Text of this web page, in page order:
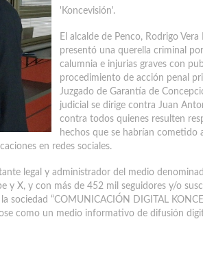
'Koncevisión'.
El alcalde de Penco, Rodrigo Vera
presentó una querella criminal
calumnia e injurias graves con
procedimiento de acción penal
Juzgado de Garantía de
judicial se dirige contra Juan
contra todos quienes resulten
hechos que se habrían cometido
en redes sociales.
legal y administrador del medio
y X, y con más de 452 mil seguidores y/o
sociedad “COMUNICACIÓN DIGITAL
como un medio informativo de difusión